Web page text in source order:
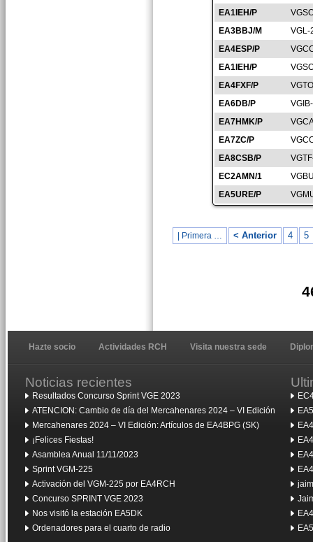
EA1IEH/P
EA3BBJ/M
VGL-
EA4ESP/P
EA1IEH/P
EA4FXF/P
EA6DB/P
EA7HMK/P
EA7ZC/P
EA8CSB/P
EC2AMN/1
EA5URE/P
| Primera … < Anterior 4 5
Hazte socio Actividades RCH Visita nuestra sede
Noticias recientes
Resultados Concurso Sprint VGE 2023
ATENCION: Cambio de día del Mercahenares 2024 – VI Edición
Mercahenares 2024 – VI Edición: Artículos de EA4BPG (SK)
¡Felices Fiestas!
Asamblea Anual 11/11/2023
Sprint VGM-225
Activación del VGM-225 por EA4RCH
Concurso SPRINT VGE 2023
Nos visitó la estación EA5DK
Ordenadores para el cuarto de radio